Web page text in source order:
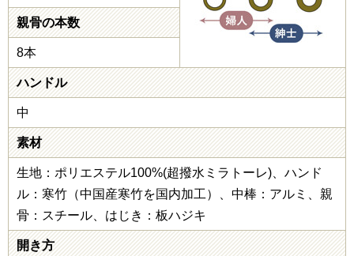
親骨の本数
8本
ハンドル
中
素材
生地：ポリエステル100%(超撥水ミラトーレ)、ハンド
ル：寒竹（中国産寒竹を国内加工）、中棒：アルミ、親
骨：スチール、はじき：板ハジキ
開き方